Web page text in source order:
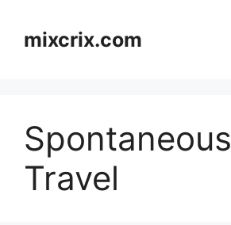
contentmixcrix.com
Spontaneous
Travel